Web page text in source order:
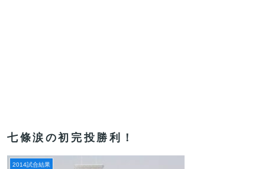
七條涙の初完投勝利！
2014試合結果